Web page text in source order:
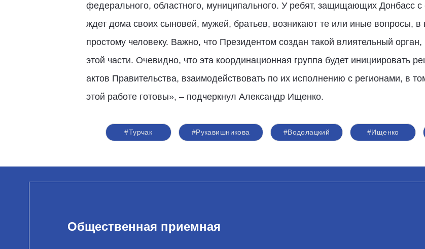
федерального, областного, муниципального. У ребят, защищающих Донбасс с
ждет дома своих сыновей, мужей, братьев, возникают те или иные вопросы, в
простому человеку. Важно, что Президентом создан такой влиятельный
этой части. Очевидно, что эта координационная группа будет инициировать
актов Правительства, взаимодействовать по их исполнению с регионами, в
этой работе готовы», – подчеркнул Александр Ищенко.
#Турчак #Рукавишникова #Водолацкий #Ищенко
Общественная приемная